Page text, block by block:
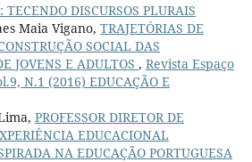
TECENDO DISCURSOS PLURAIS
Maia Vigano, TRAJETÓRIAS DE
SOCIAL DAS
JOVENS E ADULTOS , Revista Espaço
N.1 (2016) EDUCAÇÃO E
PROFESSOR DIRETOR DE
EDUCACIONAL
NA EDUCAÇÃO PORTUGUESA